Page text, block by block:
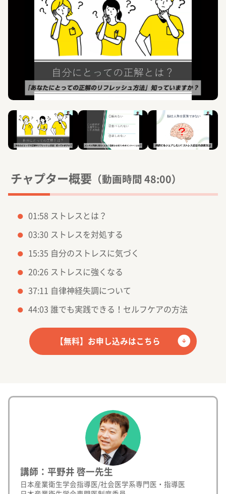
チャプター概要 （動画時間 48:00）
01:58 ストレスとは？
03:30 ストレスを対処する
15:35 自分のストレスに気づく
20:26 ストレスに強くなる
37:11 自律神経失調について
44:03 誰でも実践できる！セルフケアの方法
【無料】お申し込みはこちら
講師：平野井 啓一先生
日本産業衛生学会指導医/社会医学系専門医・指導医